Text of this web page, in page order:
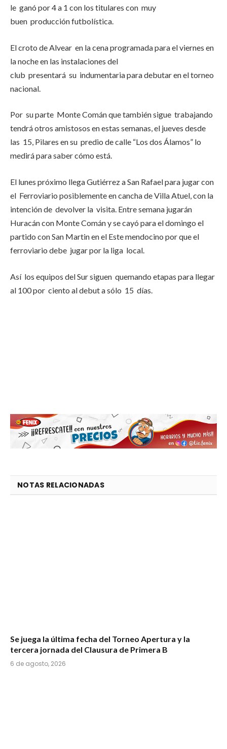
le ganó por 4 a 1 con los titulares con muy
buen producción futbolística.
El croto de Alvear en la cena programada para el viernes en
la noche en las instalaciones del
club presentará su indumentaria para debutar en el torneo
nacional.
Por su parte Monte Comán que también sigue trabajando
tendrá otros amistosos en estas semanas, el jueves desde
las 15, Pilares en su predio de calle “Los dos Álamos” lo
medirá para saber cómo está.
El lunes próximo llega Gutiérrez a San Rafael para jugar con
el Ferroviario posiblemente en cancha de Villa Atuel, con la
intención de devolver la visita. Entre semana jugarán
Huracán con Monte Comán y se cayó para el domingo el
partido con San Martin en el Este mendocino por que el
ferroviario debe jugar por la liga local.
Así los equipos del Sur siguen quemando etapas para llegar
al 100 por ciento al debut a sólo 15 días.
NOTAS RELACIONADAS
Se juega la última fecha del Torneo Apertura y la
tercera jornada del Clausura de Primera B
6 de agosto, 2026